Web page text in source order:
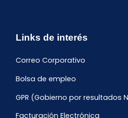
Links de interés
Correo Corporativo
Bolsa de empleo
GPR (Gobierno por resultados
Facturación Electrónica